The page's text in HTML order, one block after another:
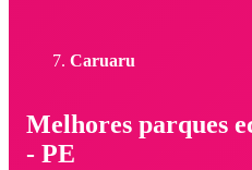
Caruaru
Melhores parques
- PE